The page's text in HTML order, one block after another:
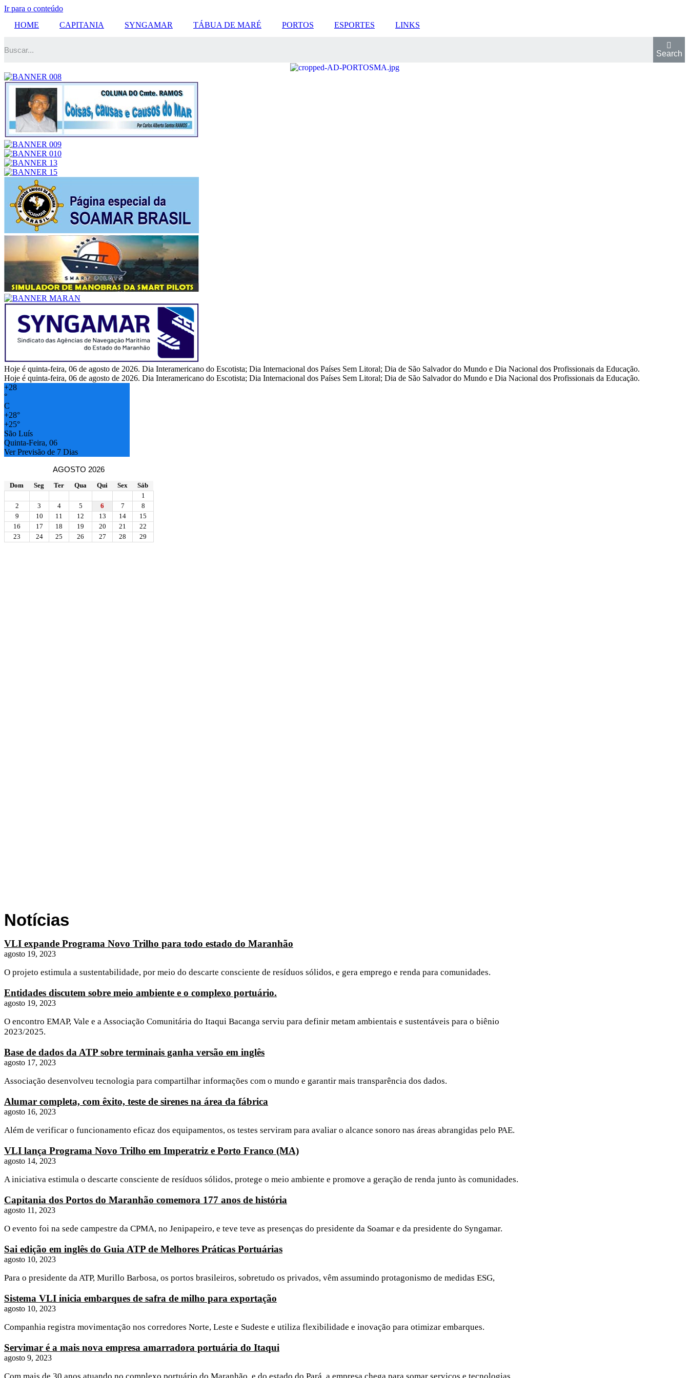
Ir para o conteúdo
HOME
CAPITANIA SYNGAMAR TÁBUA DE MARÉ PORTOS ESPORTES LINKS
Search
Hoje é quinta-feira, 06 de agosto de 2026. Dia Interamericano do Escotista; Dia Internacional dos Países Sem Litoral; Dia de São Salvador do Mundo e Dia Nacional dos Profissionais da Educação.
Hoje é quinta-feira, 06 de agosto de 2026. Dia Interamericano do Escotista; Dia Internacional dos Países Sem Litoral; Dia de São Salvador do Mundo e Dia Nacional dos Profissionais da Educação.
+28
°
C
+28°
+25°
São Luís
Quinta-Feira, 06
Ver Previsão de 7 Dias
AGOSTO 2026
Dom Seg Ter Qua Qui Sex
Sáb
1
2
3 4 5 6 7
8
9
10 11 12 13 14
15
16
17 18 19 20 21
22
23
24 25 26 27 28 29
Notícias
VLI expande Programa Novo Trilho para todo estado do Maranhão
agosto 19, 2023
O projeto estimula a sustentabilidade, por meio do descarte consciente de resíduos sólidos, e gera emprego e renda para comunidades.
Entidades discutem sobre meio ambiente e o complexo portuário.
agosto 19, 2023
O encontro EMAP, Vale e a Associação Comunitária do Itaqui Bacanga serviu para definir metam ambientais e sustentáveis para o biênio
2023/2025.
Base de dados da ATP sobre terminais ganha versão em inglês
agosto 17, 2023
Associação desenvolveu tecnologia para compartilhar informações com o mundo e garantir mais transparência dos dados.
Alumar completa, com êxito, teste de sirenes na área da fábrica
agosto 16, 2023
Além de verificar o funcionamento eficaz dos equipamentos, os testes serviram para avaliar o alcance sonoro nas áreas abrangidas pelo PAE.
VLI lança Programa Novo Trilho em Imperatriz e Porto Franco (MA)
agosto 14, 2023
A iniciativa estimula o descarte consciente de resíduos sólidos, protege o meio ambiente e promove a geração de renda junto às comunidades.
Capitania dos Portos do Maranhão comemora 177 anos de história
agosto 11, 2023
O evento foi na sede campestre da CPMA, no Jenipapeiro, e teve teve as presenças do presidente da Soamar e da presidente do Syngamar.
Sai edição em inglês do Guia ATP de Melhores Práticas Portuárias
agosto 10, 2023
Para o presidente da ATP, Murillo Barbosa, os portos brasileiros, sobretudo os privados, vêm assumindo protagonismo de medidas ESG,
Sistema VLI inicia embarques de safra de milho para exportação
agosto 10, 2023
Companhia registra movimentação nos corredores Norte, Leste e Sudeste e utiliza flexibilidade e inovação para otimizar embarques.
Servimar é a mais nova empresa amarradora portuária do Itaqui
agosto 9, 2023